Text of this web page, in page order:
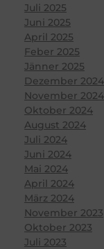
Juli 2025
Juni 2025
April 2025
Feber 2025
Jänner 2025
Dezember 2024
November 2024
Oktober 2024
August 2024
Juli 2024
Juni 2024
Mai 2024
April 2024
März 2024
November 2023
Oktober 2023
Juli 2023